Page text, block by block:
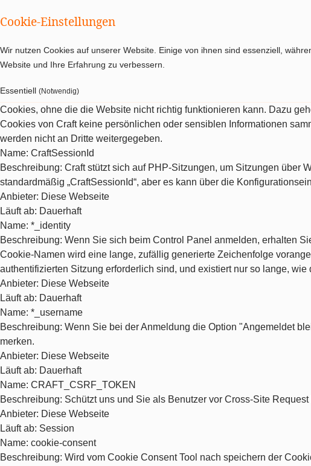
Cookie-Einstellungen
Wir nutzen Cookies auf unserer Website. Einige von ihnen sind essenziell,
Website und Ihre Erfahrung zu verbessern.
Essentiell (Notwendig)
Cookies, ohne die die Website nicht richtig funktionieren kann. Dazu
Cookies von Craft keine persönlichen oder sensiblen Informationen
werden nicht an Dritte weitergegeben.
Name: CraftSessionId
Beschreibung: Craft stützt sich auf PHP-Sitzungen, um Sitzungen über
standardmäßig „CraftSessionId“, aber es kann über die
Anbieter: Diese Webseite
Läuft ab: Dauerhaft
Name: *_identity
Beschreibung: Wenn Sie sich beim Control Panel anmelden, erhalten
Cookie-Namen wird eine lange, zufällig generierte Zeichenfolge
authentifizierten Sitzung erforderlich sind, und existiert nur so lange, wie
Anbieter: Diese Webseite
Läuft ab: Dauerhaft
Name: *_username
Beschreibung: Wenn Sie bei der Anmeldung die Option "Angemeldet
merken.
Anbieter: Diese Webseite
Läuft ab: Dauerhaft
Name: CRAFT_CSRF_TOKEN
Beschreibung: Schützt uns und Sie als Benutzer vor Cross-Site
Anbieter: Diese Webseite
Läuft ab: Session
Name: cookie-consent
Beschreibung: Wird vom Cookie Consent Tool nach speichern der